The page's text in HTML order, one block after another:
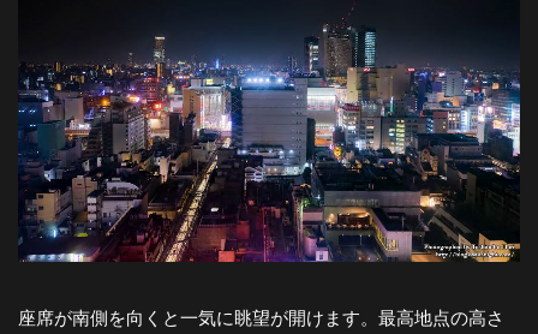
座席が南側を向くと一気に眺望が開けます。最高地点の高さ